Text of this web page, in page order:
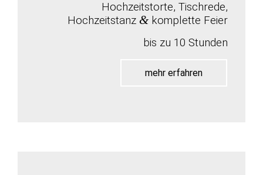
Hochzeitstorte, Tischrede,
Hochzeitstanz &komplette Feier
bis zu 10 Stunden
mehr erfahren